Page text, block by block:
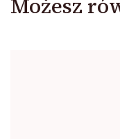
Możesz